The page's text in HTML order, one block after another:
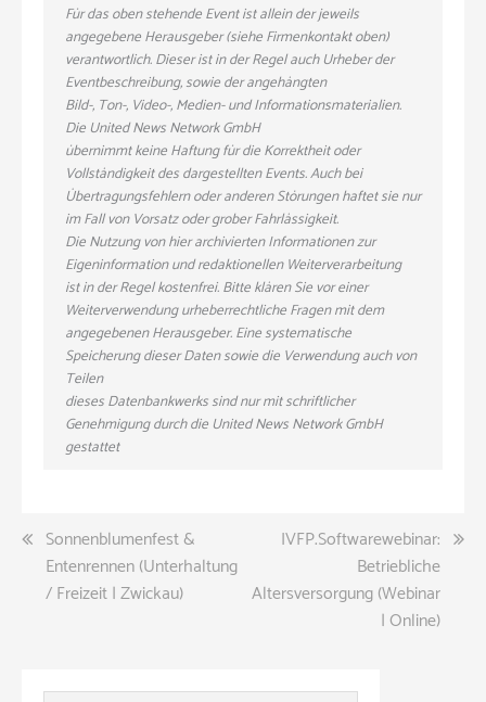
Für das oben stehende Event ist allein der jeweils
angegebene Herausgeber (siehe Firmenkontakt oben)
verantwortlich. Dieser ist in der Regel auch Urheber der
Eventbeschreibung, sowie der angehängten
Bild-, Ton-, Video-, Medien- und Informationsmaterialien.
Die United News Network GmbH
übernimmt keine Haftung für die Korrektheit oder
Vollständigkeit des dargestellten Events. Auch bei
Übertragungsfehlern oder anderen Störungen haftet sie nur
im Fall von Vorsatz oder grober Fahrlässigkeit.
Die Nutzung von hier archivierten Informationen zur
Eigeninformation und redaktionellen Weiterverarbeitung
ist in der Regel kostenfrei. Bitte klären Sie vor einer
Weiterverwendung urheberrechtliche Fragen mit dem
angegebenen Herausgeber. Eine systematische
Speicherung dieser Daten sowie die Verwendung auch von
Teilen
dieses Datenbankwerks sind nur mit schriftlicher
Genehmigung durch die United News Network GmbH
gestattet
Beitragsnavigation
Sonnenblumenfest &
Entenrennen (Unterhaltung
/ Freizeit | Zwickau)
IVFP.Softwarewebinar:
Betriebliche
Altersversorgung (Webinar
| Online)